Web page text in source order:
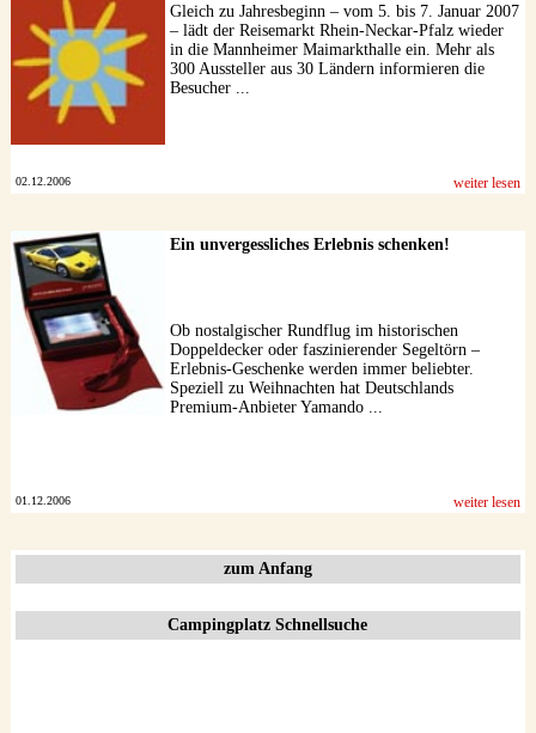
Gleich zu Jahresbeginn – vom 5. bis 7. Januar 2007
– lädt der Reisemarkt Rhein-Neckar-Pfalz wieder
in die Mannheimer Maimarkthalle ein. Mehr als
300 Aussteller aus 30 Ländern informieren die
Besucher ...
02.12.2006 weiter lesen
Ein unvergessliches Erlebnis schenken!
Ob nostalgischer Rundflug im historischen
Doppeldecker oder faszinierender Segeltörn –
Erlebnis-Geschenke werden immer beliebter.
Speziell zu Weihnachten hat Deutschlands
Premium-Anbieter Yamando ...
01.12.2006 weiter lesen
zum Anfang
Campingplatz Schnellsuche